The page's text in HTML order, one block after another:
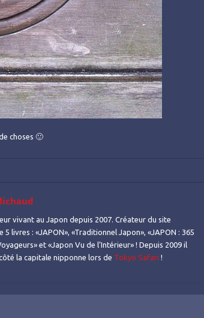
choses 🙂
vivant au Japon depuis 2007. Créateur du site
livres : «JAPON», «Traditionnel Japon», «JAPON : 365
et «Japon Vu de l’Intérieur» ! Depuis 2009 il
la capitale nipponne lors de Tokyo Safari !